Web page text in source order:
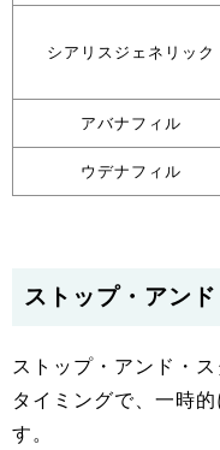
シアリスジェネリック
アバナフィル
ウデナフィル
ストップ・アン
ストップ・アンド・
タイミングで、一時
す。